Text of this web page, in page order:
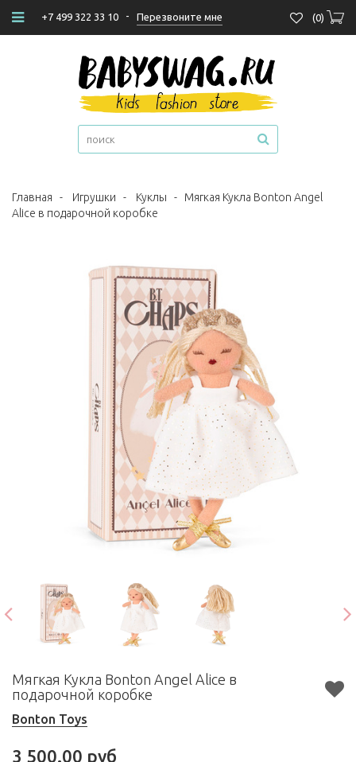
+7 499 322 33 10 - Перезвоните мне (0)
Главная - Игрушки - Куклы - Мягкая Кукла Bonton Angel
Alice в подарочной коробке
Мягкая Кукла Bonton Angel Alice в
подарочной коробке
Bonton Toys
3 500.00 руб